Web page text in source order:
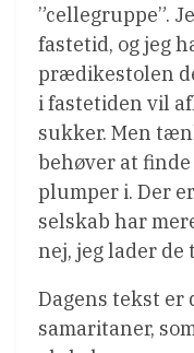
”cellegruppe”.
fastetid, og jeg
prædikestolen
i fastetiden vil
sukker. Men
behøver at
plumper i. Der
selskab har
nej, jeg lader de
Dagens tekst er
samaritaner,